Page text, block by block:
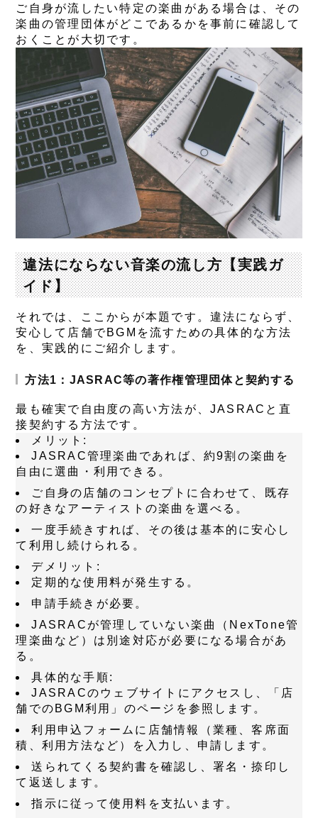
ご自身が流したい特定の楽曲がある場合は、その
楽曲の管理団体がどこであるかを事前に確認して
おくことが大切です。
違法にならない音楽の流し方【実践ガ
イド】
それでは、ここからが本題です。違法にならず、
安心して店舗でBGMを流すための具体的な方法
を、実践的にご紹介します。
方法1：JASRAC等の著作権管理団体と契約する
最も確実で自由度の高い方法が、JASRACと直
接契約する方法です。
メリット :
JASRAC管理楽曲であれば、約9割の楽曲を
自由に選曲・利用できる。
ご自身の店舗のコンセプトに合わせて、既存
の好きなアーティストの楽曲を選べる。
一度手続きすれば、その後は基本的に安心し
て利用し続けられる。
デメリット :
定期的な使用料が発生する。
申請手続きが必要。
JASRACが管理していない楽曲（NexTone管
理楽曲など）は別途対応が必要になる場合があ
る。
具体的な手順:
JASRACのウェブサイトにアクセスし、「店
舗でのBGM利用」のページを参照します。
利用申込フォームに店舗情報（業種、客席面
積、利用方法など）を入力し、申請します。
送られてくる契約書を確認し、署名・捺印し
て返送します。
指示に従って使用料を支払います。